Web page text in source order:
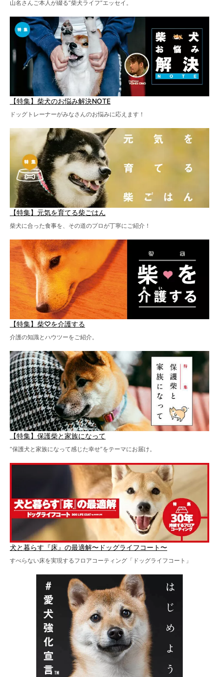
山名さんご本人が綴る“柴犬ライフ”エッセイ。
【特集】柴犬のお悩み解決NOTE
ドッグトレーナーがみなさんのお悩みに応えます！
【特集】元気を育てる柴ごはん
柴犬に合った食事を、その道のプロが丁寧にご紹介！
【特集】柴♡を介護する
介護の知識とハウツーをご紹介。
【特集】保護柴と家族になって
“保護犬と家族になって感じた幸せ”をテーマにお届け。
犬と暮らす『床』の最適解〜ドッグライフコート〜
すべらない床を実現するフロアコーティング「ドッグライフコート」